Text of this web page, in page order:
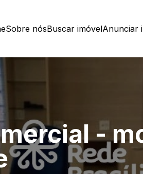
Sobre nósBuscar imóvelAnunciar
-